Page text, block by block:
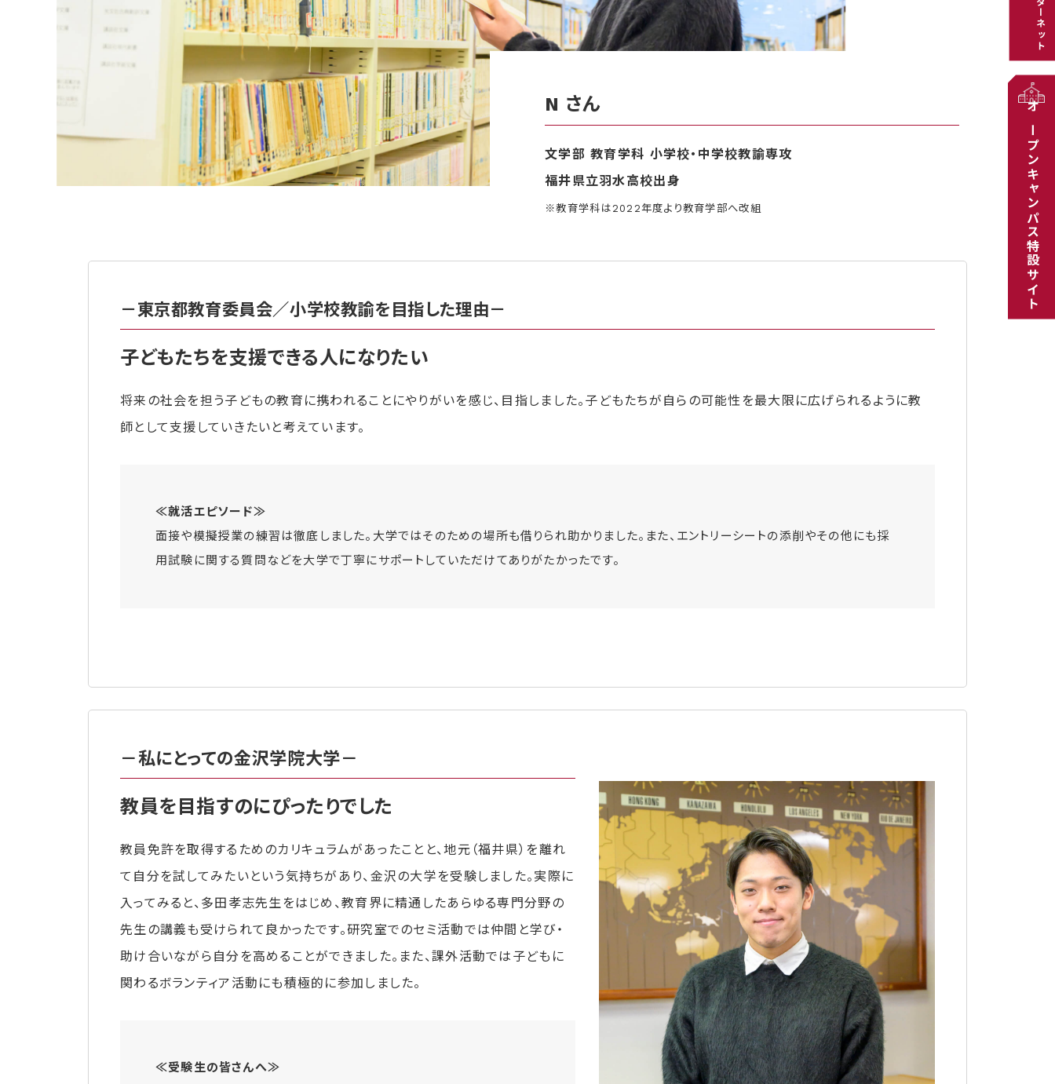
N さん
文学部 教育学科 小学校・中学校教諭専攻
福井県立羽水高校出身
※教育学科は2022年度より教育学部へ改組
－東京都教育委員会／小学校教諭を目指した理由－
子どもたちを支援できる人になりたい
将来の社会を担う子どもの教育に携われることにやりがいを感じ、目指しました。子どもたちが自らの可能性を最大限に広げられるように教
師として支援していきたいと考えています。
≪就活エピソード≫
面接や模擬授業の練習は徹底しました。大学ではそのための場所も借りられ助かりました。また、エントリーシートの添削やその他にも採
用試験に関する質問などを大学で丁寧にサポートしていただけてありがたかったです。
－私にとっての金沢学院大学－
教員を目指すのにぴったりでした
教員免許を取得するためのカリキュラムがあったことと、地元（福井県）を離れ
て自分を試してみたいという気持ちがあり、金沢の大学を受験しました。実際に
入ってみると、多田孝志先生をはじめ、教育界に精通したあらゆる専門分野の
先生の講義も受けられて良かったです。研究室でのセミ活動では仲間と学び・
助け合いながら自分を高めることができました。また、課外活動では子どもに
関わるボランティア活動にも積極的に参加しました。
≪受験生の皆さんへ≫
オープンキャンパス特設サイト